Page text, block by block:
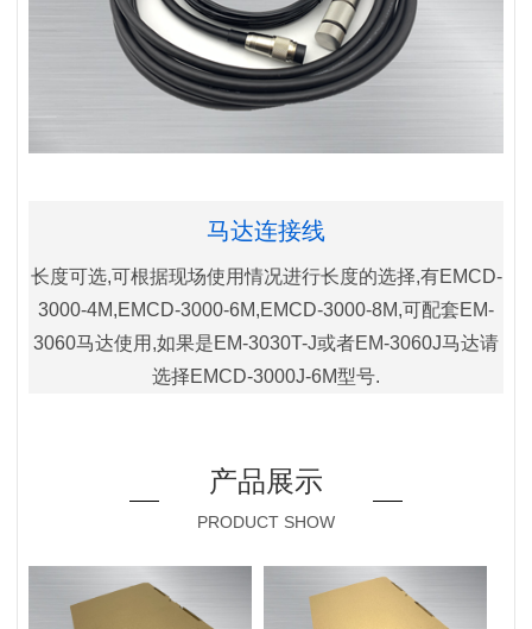
马达连接线
长度可选,可根据现场使用情况进行长度的选择,有EMCD-
3000-4M,EMCD-3000-6M,EMCD-3000-8M,可配套EM-
3060马达使用,如果是EM-3030T-J或者EM-3060J马达请
选择EMCD-3000J-6M型号.
产品展示
PRODUCT SHOW